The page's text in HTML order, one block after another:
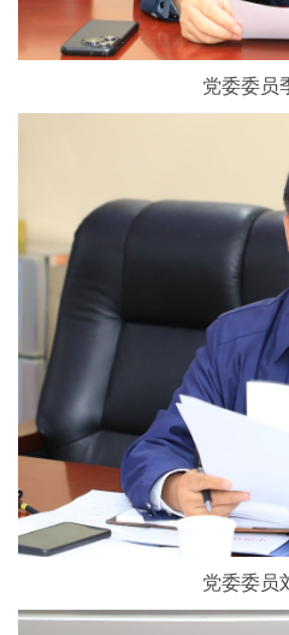
党委委员
党委委员